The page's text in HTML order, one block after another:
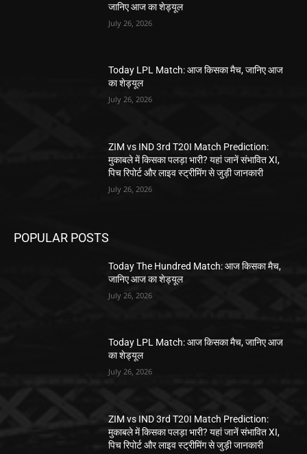
जानिए आज का शेड्यूल
July 26, 2026
Today LPL Match: आज किसका मैच, जानिए आज
का शेड्यूल
July 26, 2026
ZIM vs IND 3rd T20I Match Prediction:
मुकाबले में किसका पलड़ा भारी? यहां जानें संभावित XI,
पिच रिपोर्ट और लाइव स्ट्रीमिंग से जुड़ी जानकारी
July 26, 2026
POPULAR POSTS
Today The Hundred Match: आज किसका मैच,
जानिए आज का शेड्यूल
July 26, 2026
Today LPL Match: आज किसका मैच, जानिए आज
का शेड्यूल
July 26, 2026
ZIM vs IND 3rd T20I Match Prediction:
मुकाबले में किसका पलड़ा भारी? यहां जानें संभावित XI,
पिच रिपोर्ट और लाइव स्ट्रीमिंग से जुड़ी जानकारी